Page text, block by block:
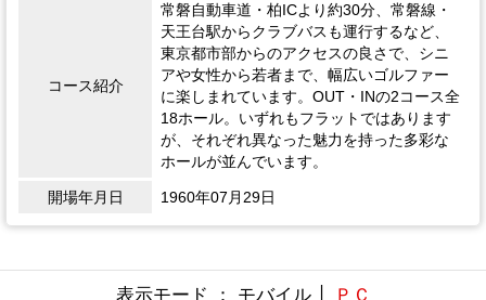
コース紹介
常磐自動車道・柏ICより約30分、常磐線・
天王台駅からクラブバスも運行するなど、
東京都市部からのアクセスの良さで、シニ
アや女性から若者まで、幅広いゴルファー
に楽しまれています。OUT・INの2コース全
18ホール。いずれもフラットではあります
が、それぞれ異なった魅力を持った多彩な
ホールが並んでいます。
開場年月日 1960年07月29日
表示モード ： モバイル │ ＰＣ